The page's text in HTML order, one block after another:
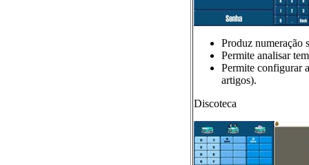
Produz numeração
Permite analisar
Permite configurar
artigos).
Discoteca